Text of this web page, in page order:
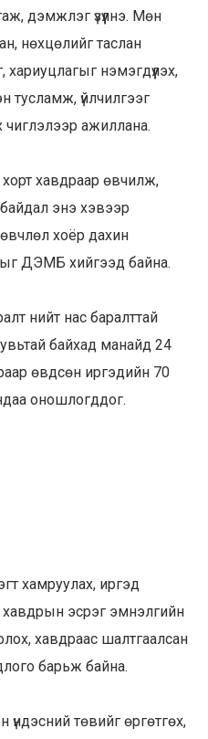
дэмжлэг үзүүлнэ. Мөн
нөхцөлийг таслан
хариуцлагыг нэмэгдүүлэх,
үйлчилгээг
чиглэлээр ажиллана.
хавдраар өвчилж,
энэ хэвээр
хоёр дахин
ДЭМБ хийгээд байна.
нийт нас баралттай
байхад манайд 24
өвдсөн иргэдийн 70
оношлогддог.
хамруулах, иргэд
хавдрын эсрэг эмнэлгийн
хавдраас шалтгаалсан
барьж байна.
үндэсний төвийг өргөтгөх,